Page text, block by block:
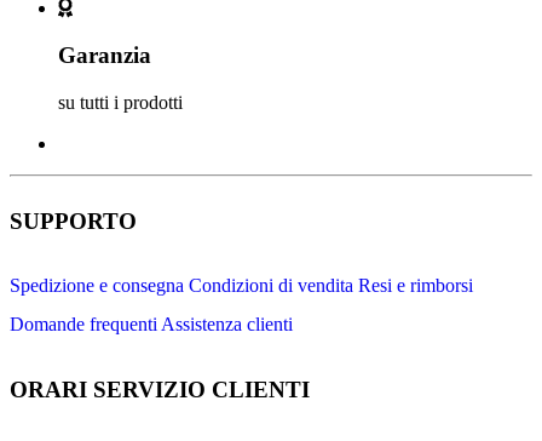
Garanzia
su tutti i prodotti
SUPPORTO
Spedizione e consegna Condizioni di vendita Resi e rimborsi
Domande frequenti Assistenza clienti
ORARI SERVIZIO CLIENTI